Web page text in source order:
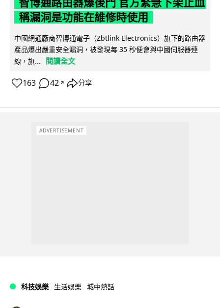
智博通路由器爆後門 官方緊急下架止血
稱漏洞是功能在維修時使用
中國網通廠商智博通電子（Zbtlink Electronics）旗下的路由器
產品爆出嚴重安全漏洞，被發現每 35 秒便會與中國伺服器連
線，旗...
閱讀全文
163 42 ↗ 分享
ADVERTISEMENT
科技娛樂 生活娛樂 城中熱話